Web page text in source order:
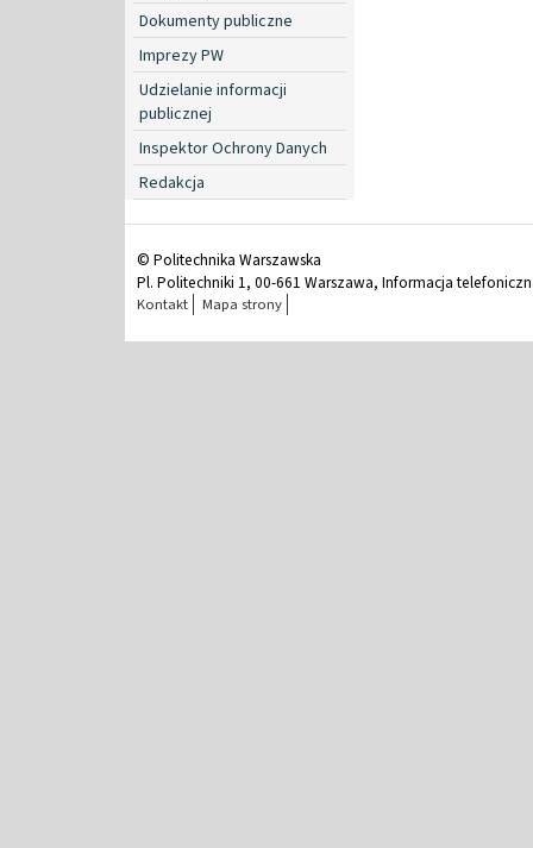
Dokumenty publiczne
Imprezy PW
Udzielanie informacji
publicznej
Inspektor Ochrony Danych
Redakcja
© Politechnika Warszawska
Pl. Politechniki 1, 00-661 Warszawa, Informacja
Kontakt Mapa strony